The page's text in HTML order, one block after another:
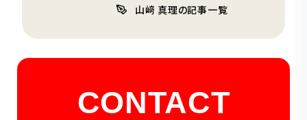
山﨑 真理の記事一覧
CONTACT